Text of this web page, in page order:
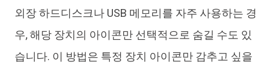
외장 하드디스크나 USB 메모리를 자주 사용하는 경
우, 해당 장치의 아이콘만 선택적으로 숨길 수도 있
습니다. 이 방법은 특정 장치 아이콘만 감추고 싶을